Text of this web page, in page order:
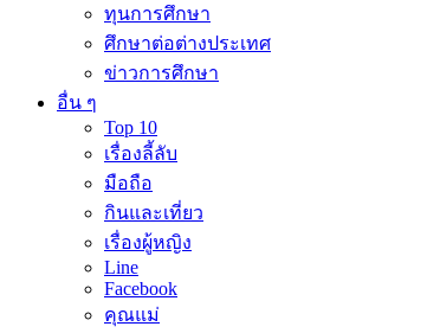
ทุนการศึกษา
ศึกษาต่อต่างประเทศ
ข่าวการศึกษา
อื่น ๆ
Top 10
เรื่องลี้ลับ
มือถือ
กินและเที่ยว
เรื่องผู้หญิง
Line
Facebook
คุณแม่